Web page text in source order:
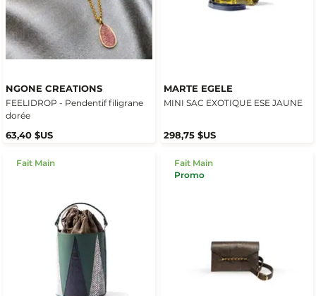
NGONE CREATIONS
FEELIDROP - Pendentif filigrane
dorée
63,40 $US
MARTE EGELE
MINI SAC EXOTIQUE ESE JAUNE
298,75 $US
Fait Main
Fait Main
Promo